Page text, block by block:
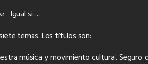
Igual si …
temas. Los títulos son:
música y movimiento cultural.